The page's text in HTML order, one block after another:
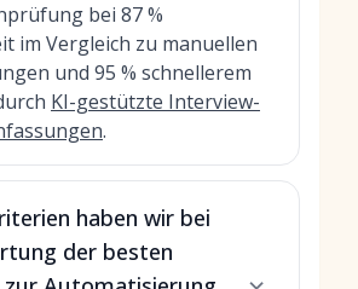
bei 87 %
im Vergleich zu manuellen
und 95 % schnellerem
KI-gestützte Interview-
.
haben wir bei
der besten